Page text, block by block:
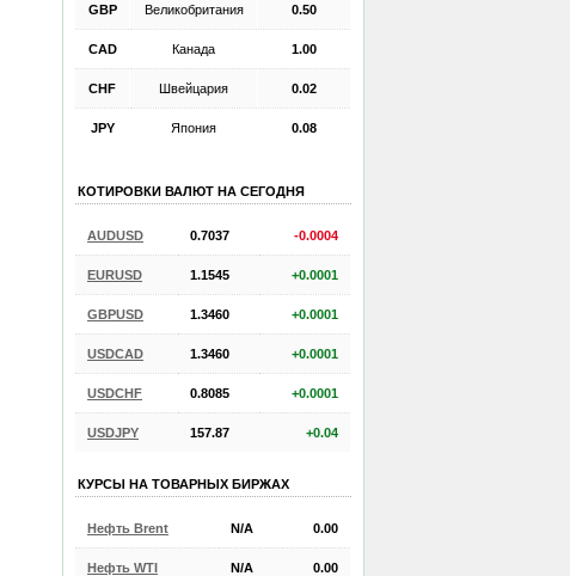
GBP Великобритания 0.50
CAD Канада 1.00
CHF Швейцария 0.02
JPY Япония 0.08
КОТИРОВКИ ВАЛЮТ НА СЕГОДНЯ
AUDUSD 0.7037 -0.0004
EURUSD 1.1545 +0.0001
GBPUSD 1.3460 +0.0001
USDCAD 1.3460 +0.0001
USDCHF 0.8085 +0.0001
USDJPY 157.87 +0.04
КУРСЫ НА ТОВАРНЫХ БИРЖАХ
Нефть Brent N/A 0.00
Нефть WTI N/A 0.00